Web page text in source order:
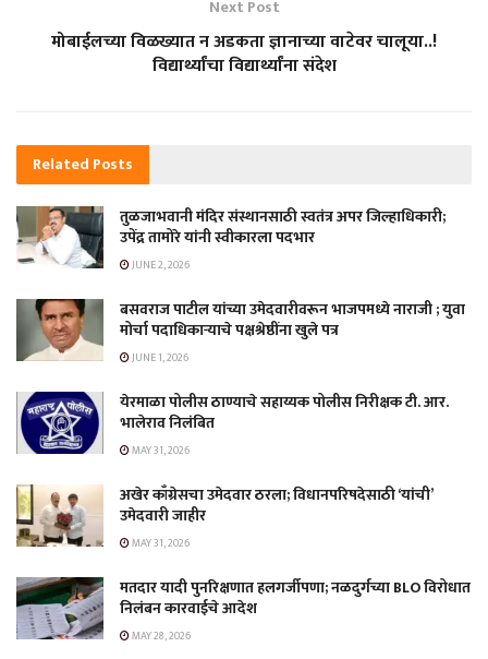
Next Post
मोबाईलच्या विळख्यात न अडकता ज्ञानाच्या वाटेवर चालूया..!
विद्यार्थ्यांचा विद्यार्थ्यांना संदेश
Related Posts
तुळजाभवानी मंदिर संस्थानसाठी स्वतंत्र अपर जिल्हाधिकारी;
उपेंद्र तामोरे यांनी स्वीकारला पदभार
JUNE 2, 2026
बसवराज पाटील यांच्या उमेदवारीवरून भाजपमध्ये नाराजी ; युवा
मोर्चा पदाधिकाऱ्याचे पक्षश्रेष्ठींना खुले पत्र
JUNE 1, 2026
येरमाळा पोलीस ठाण्याचे सहाय्यक पोलीस निरीक्षक टी. आर.
भालेराव निलंबित
MAY 31, 2026
अखेर काँग्रेसचा उमेदवार ठरला; विधानपरिषदेसाठी ‘यांची’
उमेदवारी जाहीर
MAY 31, 2026
मतदार यादी पुनरिक्षणात हलगर्जीपणा; नळदुर्गच्या BLO विरोधात
निलंबन कारवाईचे आदेश
MAY 28, 2026